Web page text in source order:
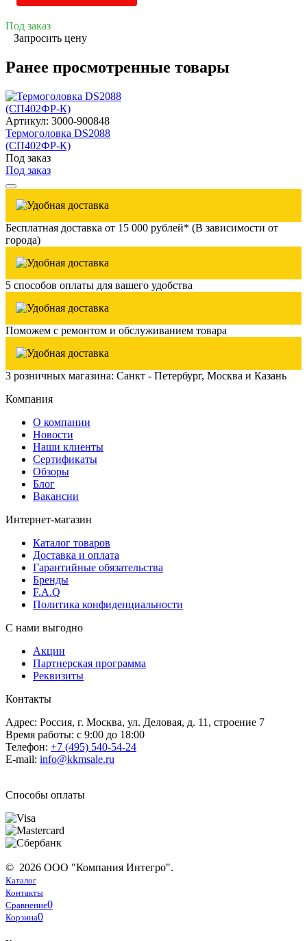
Под заказ
Запросить цену
Ранее просмотренные товары
Артикул: 3000-900848
Термоголовка DS2088
(СП402ФР-К)
Под заказ
Под заказ
Бесплатная доставка от 15 000 рублей* (В зависимости от
города)
5 способов оплаты для вашего удобства
Поможем с ремонтом и обслуживанием товара
3 розничных магазина: Санкт - Петербург, Москва и Казань
Компания
О компании
Новости
Наши клиенты
Сертификаты
Обзоры
Блог
Вакансии
Интернет-магазин
Каталог товаров
Доставка и оплата
Гарантийные обязательства
Бренды
F.A.Q
Политика конфиденциальности
С нами выгодно
Акции
Партнерская программа
Реквизиты
Контакты
Адрес: Россия, г. Москва, ул. Деловая, д. 11, строение 7
Время работы: с 9:00 до 18:00
Телефон: +7 (495) 540-54-24
E-mail: info@kkmsale.ru
Способы оплаты
© 2026 ООО "Компания Интегро".
Каталог
Контакты
Сравнение0
Корзина0